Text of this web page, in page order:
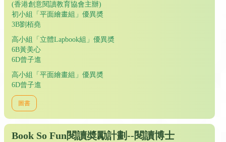
(香港創意閱讀教育協會主辦)
初小組「平面繪畫組」優異奬
3B劉栢堯
高小組「立體Lapbook組」優異奬
6B黃美心
6D曾子進
高小組「平面繪畫組」優異奬
6D曾子進
圖書
Book So Fun閱讀奬勵計劃--閱讀博士